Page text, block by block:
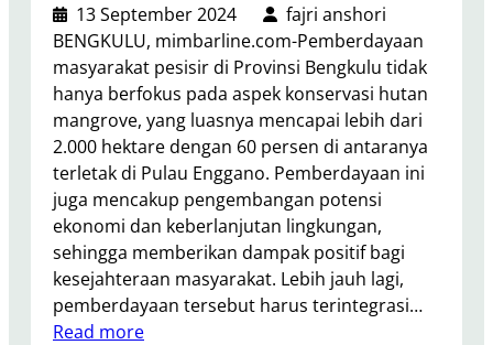
13 September 2024
fajri anshori
BENGKULU, mimbarline.com-Pemberdayaan
masyarakat pesisir di Provinsi Bengkulu tidak
hanya berfokus pada aspek konservasi hutan
mangrove, yang luasnya mencapai lebih dari
2.000 hektare dengan 60 persen di antaranya
terletak di Pulau Enggano. Pemberdayaan ini
juga mencakup pengembangan potensi
ekonomi dan keberlanjutan lingkungan,
sehingga memberikan dampak positif bagi
kesejahteraan masyarakat. Lebih jauh lagi,
pemberdayaan tersebut harus terintegrasi…
Read more: